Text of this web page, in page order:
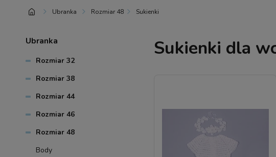
Ubranka Rozmiar 48 Sukienki
Ubranka
Rozmiar 32
Rozmiar 38
Rozmiar 44
Rozmiar 46
Rozmiar 48
Body
Sukienki dla